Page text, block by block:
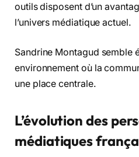
outils disposent d’un
l’univers médiatique actuel.
Sandrine Montagud semble
environnement où la
une place centrale.
L’évolution des
médiatiques